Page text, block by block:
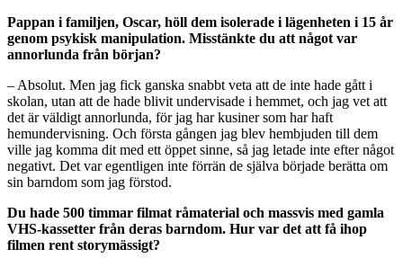
Pappan i familjen, Oscar, höll dem isolerade i lägenheten i 15 år
genom psykisk manipulation. Misstänkte du att något var
annorlunda från början?
– Absolut. Men jag fick ganska snabbt veta att de inte hade gått i
skolan, utan att de hade blivit undervisade i hemmet, och jag vet att
det är väldigt annorlunda, för jag har kusiner som har haft
hemundervisning. Och första gången jag blev hembjuden till dem
ville jag komma dit med ett öppet sinne, så jag letade inte efter något
negativt. Det var egentligen inte förrän de själva började berätta om
sin barndom som jag förstod.
Du hade 500 timmar filmat råmaterial och massvis med gamla
VHS-kassetter från deras barndom. Hur var det att få ihop
filmen rent storymässigt?